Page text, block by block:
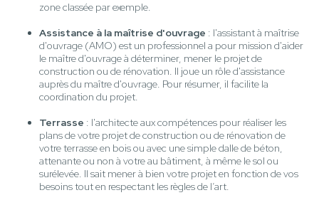
zone classée par exemple.
Assistance à la maîtrise d'ouvrage : l'assistant à maîtrise
d'ouvrage (AMO) est un professionnel a pour mission d'aider
le maître d'ouvrage à déterminer, mener le projet de
construction ou de rénovation. Il joue un rôle d'assistance
auprès du maître d'ouvrage. Pour résumer, il facilite la
coordination du projet.
Terrasse : l'architecte aux compétences pour réaliser les
plans de votre projet de construction ou de rénovation de
votre terrasse en bois ou avec une simple dalle de béton,
attenante ou non à votre au bâtiment, à même le sol ou
surélevée. Il sait mener à bien votre projet en fonction de vos
besoins tout en respectant les règles de l’art.